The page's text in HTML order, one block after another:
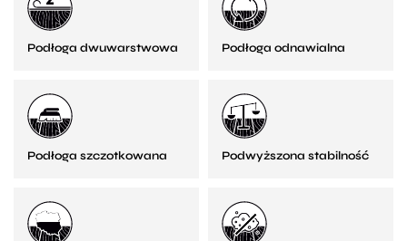
Podłoga dwuwarstwowa Podłoga odnawialna
Podłoga szczotkowana Podwyższona stabilność